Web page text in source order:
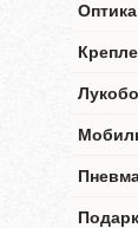
Оптика